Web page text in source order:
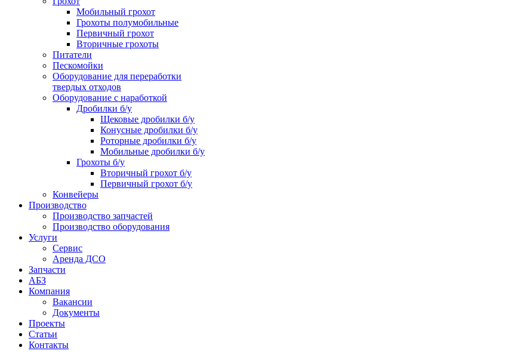
Мобильный грохот
Грохоты полумобильные
Первичный грохот
Вторичные грохоты
Питатели
Пескомойки
Оборудование для переработки
твердых отходов
Оборудование с наработкой
Дробилки б/у
Щековые дробилки б/у
Конусные дробилки б/у
Роторные дробилки б/у
Мобильные дробилки б/у
Грохоты б/у
Вторичный грохот б/у
Первичный грохот б/у
Конвейеры
Производство
Производство запчастей
Производство оборудования
Услуги
Сервис
Аренда ДСО
Запчасти
АБЗ
Компания
Вакансии
Документы
Проекты
Статьи
Контакты